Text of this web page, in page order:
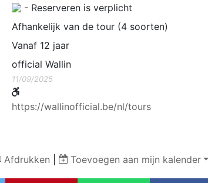
- Reserveren is verplicht
Afhankelijk van de tour (4 soorten)
Vanaf 12 jaar
official Wallin
11/09/2025
https://wallinofficial.be/nl/tours
Afdrukken Toevoegen aan mijn kalender